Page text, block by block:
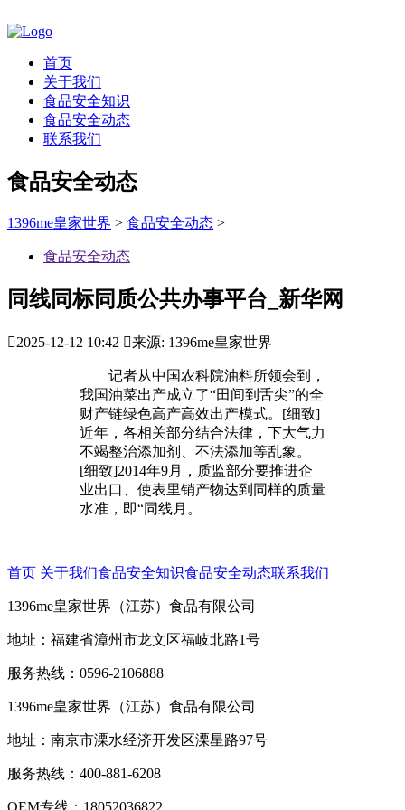
首页
关于我们
食品安全知识
食品安全动态
联系我们
食品安全动态
1396me皇家世界 > 食品安全动态 >
食品安全动态
同线同标同质公共办事平台_新华网
2025-12-12 10:42 来源: 1396me皇家世界
记者从中国农科院油料所领会到，
我国油菜出产成立了“田间到舌尖”的全
财产链绿色高产高效出产模式。[细致]
近年，各相关部分结合法律，下大气力
不竭整治添加剂、不法添加等乱象。
[细致]2014年9月，质监部分要推进企
业出口、使表里销产物达到同样的质量
水准，即“同线月。
首页 关于我们食品安全知识食品安全动态联系我们
1396me皇家世界（江苏）食品有限公司
地址：福建省漳州市龙文区福岐北路1号
服务热线：0596-2106888
1396me皇家世界（江苏）食品有限公司
地址：南京市溧水经济开发区溧星路97号
服务热线：400-881-6208
OEM专线：18052036822